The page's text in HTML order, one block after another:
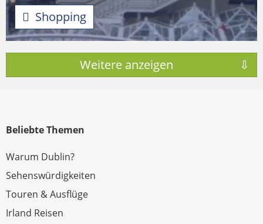
Shopping
Beliebte Themen
Warum Dublin?
Sehenswürdigkeiten
Touren & Ausflüge
Irland Reisen